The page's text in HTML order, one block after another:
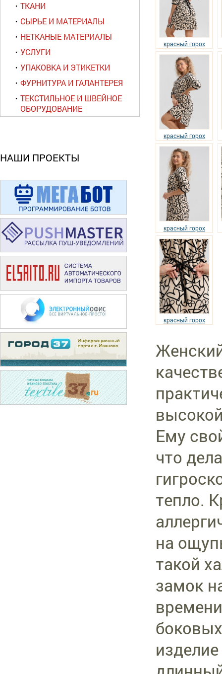
ТКАНИ
СЫРЬЕ И МАТЕРИАЛЫ
НЕТКАНЫЕ МАТЕРИАЛЫ
УСЛУГИ
УПАКОВКА И ЭТИКЕТКИ
ФУРНИТУРА И ГАЛАНТЕРЕЯ
ТЕКСТИЛЬНОЕ И ШВЕЙНОЕ
ОБОРУДОВАНИЕ
НАШИ ПРОЕКТЫ
красный горох
красный горох
красный горох
красный горох
Ему
что
тепло.
на
такой
замок